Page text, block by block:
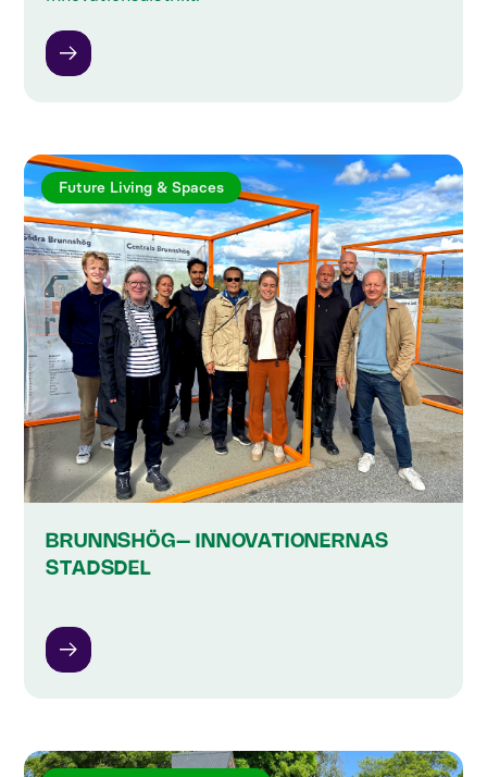
Future Living & Spaces
BRUNNSHÖG– INNOVATIONERNAS
STADSDEL